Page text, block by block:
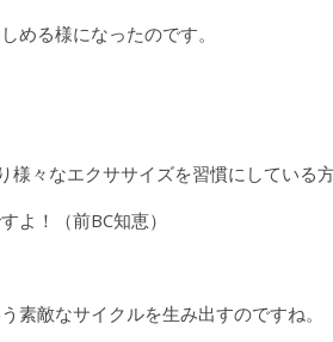
める様になったのです。
々なエクササイズを習慣にしている
よ！（前BC知恵）
素敵なサイクルを生み出すのですね。